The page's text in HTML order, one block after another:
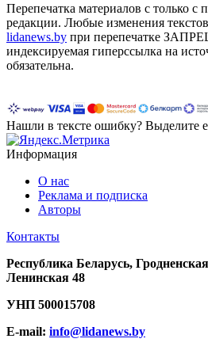
Перепечатка материалов c только с
редакции. Любые изменения
lidanews.by при перепечатке
индексируемая гиперссылка на
обязательна.
Нашли в тексте ошибку? Выделите
Информация
О нас
Реклама и подписка
Авторы
Контакты
Республика Беларусь,
Ленинская 48
УНП 500015708
E-mail: info@lidanews.by